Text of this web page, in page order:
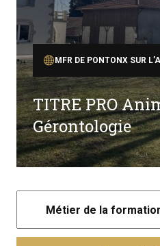
MFR DE PONTONX SUR
TITRE PRO
Gérontologie